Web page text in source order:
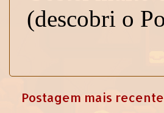
Postagem mais recente